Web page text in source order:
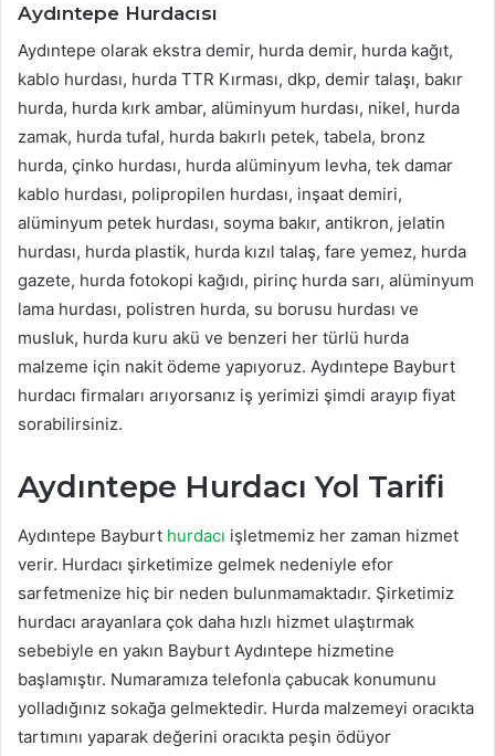
Aydıntepe Hurdacısı
Aydıntepe olarak ekstra demir, hurda demir, hurda kağıt,
kablo hurdası, hurda TTR Kırması, dkp, demir talaşı, bakır
hurda, hurda kırk ambar, alüminyum hurdası, nikel, hurda
zamak, hurda tufal, hurda bakırlı petek, tabela, bronz
hurda, çinko hurdası, hurda alüminyum levha, tek damar
kablo hurdası, polipropilen hurdası, inşaat demiri,
alüminyum petek hurdası, soyma bakır, antikron, jelatin
hurdası, hurda plastik, hurda kızıl talaş, fare yemez, hurda
gazete, hurda fotokopi kağıdı, pirinç hurda sarı, alüminyum
lama hurdası, polistren hurda, su borusu hurdası ve
musluk, hurda kuru akü ve benzeri her türlü hurda
malzeme için nakit ödeme yapıyoruz. Aydıntepe Bayburt
hurdacı firmaları arıyorsanız iş yerimizi şimdi arayıp fiyat
sorabilirsiniz.
Aydıntepe Hurdacı Yol Tarifi
Aydıntepe Bayburt hurdacı işletmemiz her zaman hizmet
verir. Hurdacı şirketimize gelmek nedeniyle efor
sarfetmenize hiç bir neden bulunmamaktadır. Şirketimiz
hurdacı arayanlara çok daha hızlı hizmet ulaştırmak
sebebiyle en yakın Bayburt Aydıntepe hizmetine
başlamıştır. Numaramıza telefonla çabucak konumunu
yolladığınız sokağa gelmektedir. Hurda malzemeyi oracıkta
tartımını yaparak değerini oracıkta peşin ödüyor